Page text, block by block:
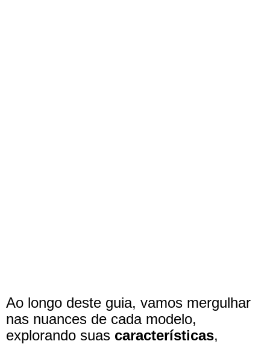
Ao longo deste guia, vamos mergulhar
nas nuances de cada modelo,
explorando suas características,